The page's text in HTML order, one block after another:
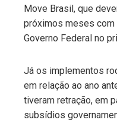
Move Brasil, que
próximos meses com
Governo Federal no
Já os implementos
em relação ao ano
tiveram retração, em
subsídios